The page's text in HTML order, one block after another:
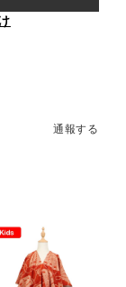
通報する